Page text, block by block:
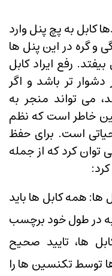
کابل به پچ پنل وارد
و گره در این پنل ها
رفع ایراد کابل
تر باشد و اگر
می تواند منجر به
خاطر است که نظم
است. برای حفظ
توان کرد که از جمله
همه کابل ها باید
در طول خود برچسب
ها، تایید صحیح
توسط تکنسین ها را